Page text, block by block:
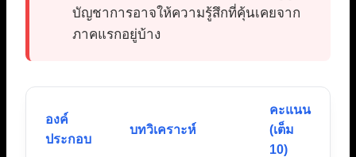
บัญชาการอาจให้ความรู้สึกที่คุ้นเคยจาก
ภาคแรกอยู่บ้าง
องค์
ประกอบ
บทวิเคราะห์
คะแนน
(เต็ม
10)